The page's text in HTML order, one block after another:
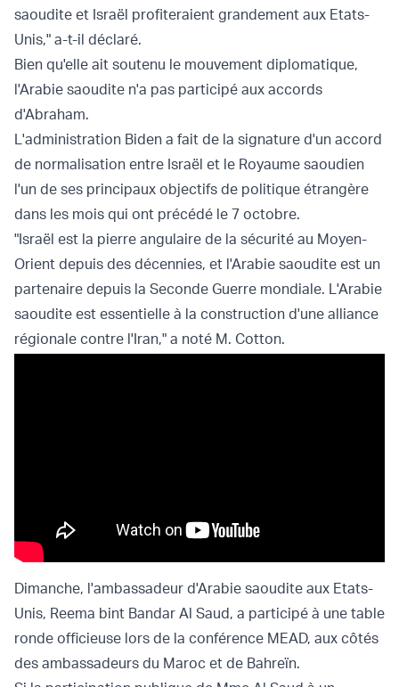
saoudite et Israël profiteraient grandement aux Etats-
Unis," a-t-il déclaré.
Bien qu'elle ait soutenu le mouvement diplomatique,
l'Arabie saoudite n'a pas participé aux accords
d'Abraham.
L'administration Biden a fait de la signature d'un accord
de normalisation entre Israël et le Royaume saoudien
l'un de ses principaux objectifs de politique étrangère
dans les mois qui ont précédé le 7 octobre.
"Israël est la pierre angulaire de la sécurité au Moyen-
Orient depuis des décennies, et l'Arabie saoudite est un
partenaire depuis la Seconde Guerre mondiale. L'Arabie
saoudite est essentielle à la construction d'une alliance
régionale contre l'Iran," a noté M. Cotton.
Dimanche, l'ambassadeur d'Arabie saoudite aux Etats-
Unis, Reema bint Bandar Al Saud, a participé à une table
ronde officieuse lors de la conférence MEAD, aux côtés
des ambassadeurs du Maroc et de Bahreïn.